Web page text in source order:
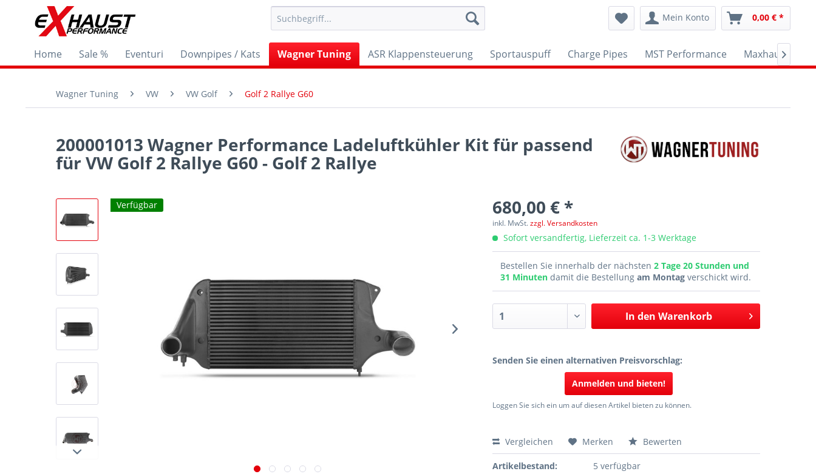
Mein Konto 0,00 € *
Home Sale % Eventuri Downpipes / Kats Wagner Tuning ASR Klappensteuerung Sportauspuff Charge Pipes MST Performance Maxhaust

Wagner Tuning VW VW Golf Golf 2 Rallye G60
200001013 Wagner Performance Ladeluftkühler Kit für passend
für VW Golf 2 Rallye G60 - Golf 2 Rallye
Verfügbar 680,00 € *
inkl. MwSt.zzgl. Versandkosten
Sofort versandfertig, Lieferzeit ca. 1-3 Werktage
Bestellen Sie innerhalb der nächsten2 Tage 20 Stunden und
31 Minutendamit die Bestellungam Montag verschickt wird.
In den Warenkorb
Senden Sie einen alternativen Preisvorschlag:
Anmelden und bieten!
Loggen Sie sich ein um auf diesen Artikel bieten zu können.
Vergleichen Merken Bewerten
Artikelbestand:
5 verfügbar